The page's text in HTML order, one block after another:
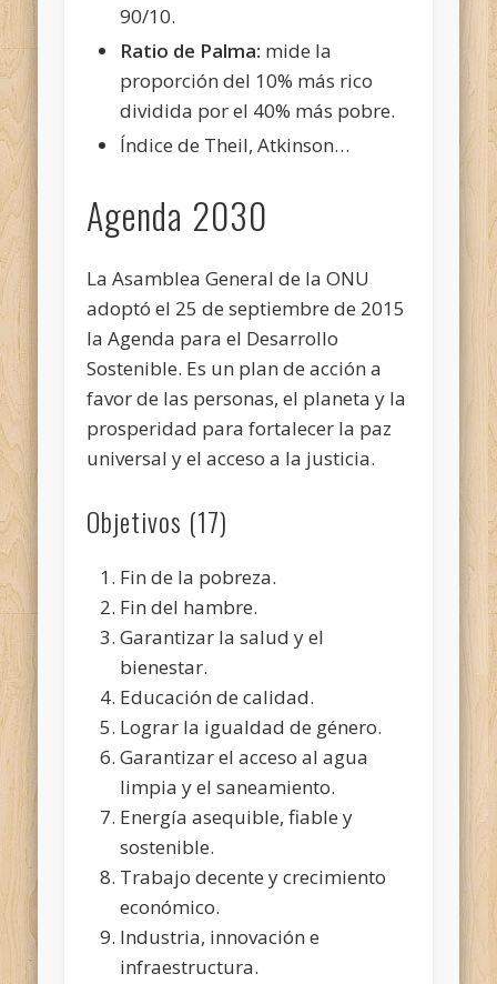
90/10.
Ratio de Palma: mide la
proporción del 10% más rico
dividida por el 40% más pobre.
Índice de Theil, Atkinson…
Agenda 2030
La Asamblea General de la ONU
adoptó el 25 de septiembre de 2015
la Agenda para el Desarrollo
Sostenible. Es un plan de acción a
favor de las personas, el planeta y la
prosperidad para fortalecer la paz
universal y el acceso a la justicia.
Objetivos (17)
Fin de la pobreza.
Fin del hambre.
Garantizar la salud y el
bienestar.
Educación de calidad.
Lograr la igualdad de género.
Garantizar el acceso al agua
limpia y el saneamiento.
Energía asequible, fiable y
sostenible.
Trabajo decente y crecimiento
económico.
Industria, innovación e
infraestructura.